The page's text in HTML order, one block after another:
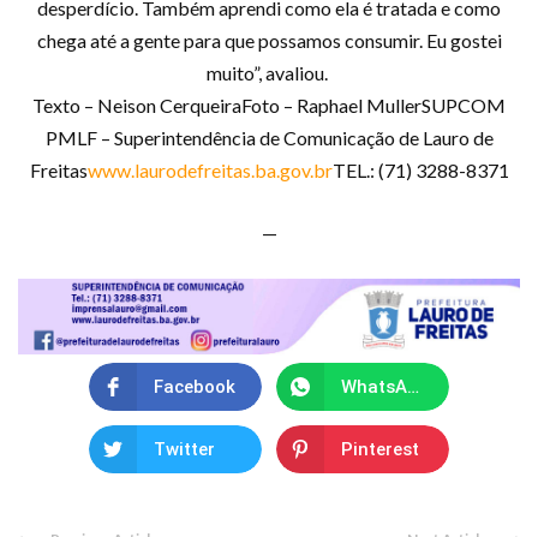
desperdício. Também aprendi como ela é tratada e como
chega até a gente para que possamos consumir. Eu gostei
muito”, avaliou.
Texto – Neison CerqueiraFoto – Raphael MullerSUPCOM
PMLF – Superintendência de Comunicação de Lauro de
Freitaswww.laurodefreitas.ba.gov.brTEL.: (71) 3288-8371
—
Facebook WhatsApp
Twitter Pinterest